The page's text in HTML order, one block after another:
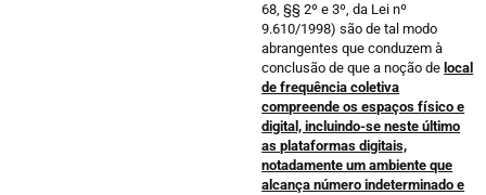
68, §§ 2º e 3º, da Lei nº
9.610/1998) são de tal modo
abrangentes que conduzem à
conclusão de que a noção de local
de frequência coletiva
compreende os espaços físico e
digital, incluindo-se neste último
as plataformas digitais,
notadamente um ambiente que
alcança número indeterminado e